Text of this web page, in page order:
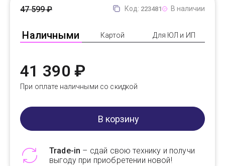
Код: 223481 В наличии
Наличными Картой Для ЮЛ и ИП
47 599 ₽
41 390 ₽
При оплате наличными со скидкой
В корзину
Trade-in – сдай свою технику и получи
выгоду при приобретении новой!